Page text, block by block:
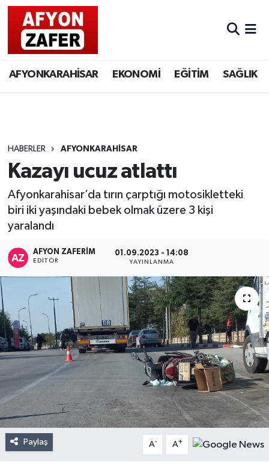
AFYONKARAHİSAR EKONOMİ EĞİTİM SAĞLIK
HABERLER AFYONKARAHİSAR
Kazayı ucuz atlattı
Afyonkarahisar’da tırın çarptığı motosikletteki
biri iki yaşındaki bebek olmak üzere 3 kişi
yaralandı
AFYON ZAFERİM
EDITÖR
01.09.2023 - 14:08
YAYINLANMA
Paylaş A- A+